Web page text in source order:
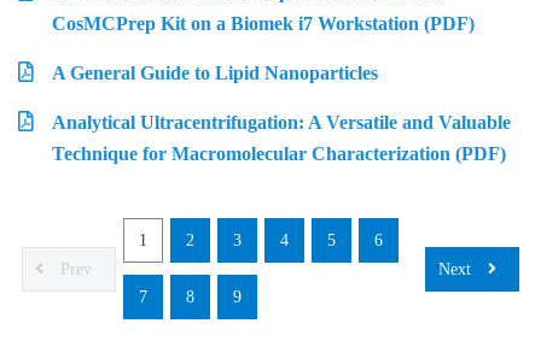
CosMCPrep Kit on a Biomek i7 Workstation (PDF)
A General Guide to Lipid Nanoparticles
Analytical Ultracentrifugation: A Versatile and Valuable
Technique for Macromolecular Characterization (PDF)
Prev
1 2 3 4 5 6
7 8 9
Next